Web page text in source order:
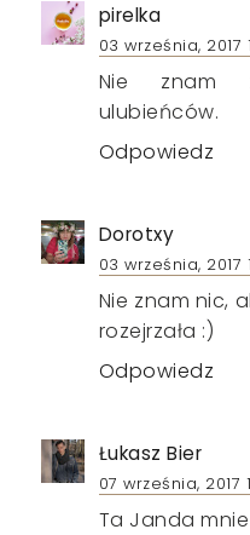
pirelka
03 września, 2017
Nie znam
ulubieńców.
Odpowiedz
Dorotxy
03 września, 2017
Nie znam nic,
rozejrzała :)
Odpowiedz
Łukasz Bier
07 września, 2017
Ta Janda